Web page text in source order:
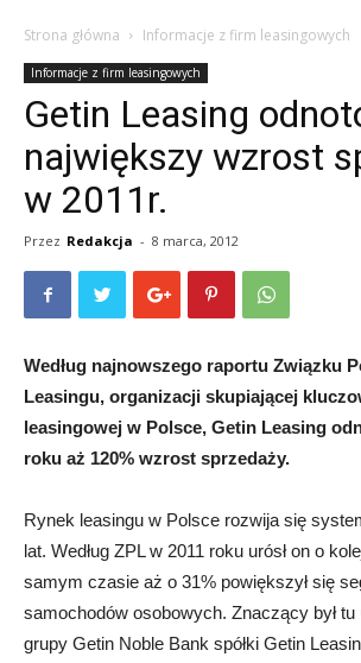
Strona główna Informacje z firm leasingowych
Informacje z firm leasingowych
Getin Leasing
największy wzrost
w 2011r.
Przez Redakcja - 8 marca, 2012
Według najnowszego raportu Związku
Leasingu, organizacji skupiającej
leasingowej w Polsce, Getin Leasing
roku aż 120% wzrost sprzedaży.
Rynek leasingu w Polsce rozwija się
lat. Według ZPL w 2011 roku urósł on o
samym czasie aż o 31% powiększył się
samochodów osobowych. Znaczący był tu
grupy Getin Noble Bank spółki Getin